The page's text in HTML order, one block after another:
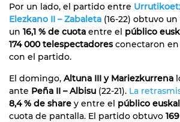
Por un lado, el partido entre
Elezkano II – Zabaleta (16-22) obtuvo un
un 16,1 % de cuota entre el público
174 000 telespectadoresconectaron
con el partido.
El domingo, Altuna III y Mariezkurrena
ante Peña II – Albisu (22-21). La
8,4 % de share y entre el público
cuota de pantalla. El partido obtuvo